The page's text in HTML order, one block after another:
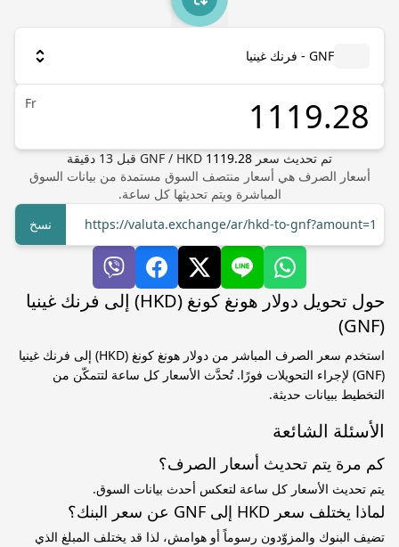
GNF - فرنك غينيا
Fr
تم تحديث سعر GNF / HKD 1119.28 قبل 13 دقيقة
أسعار الصرف هي أسعار منتصف السوق مستمدة من بيانات السوق
المباشرة ويتم تحديثها كل ساعة.
https://valuta.exchange/ar/hkd-to-gnf?amount=1
نسخ
حول تحويل دولار هونغ كونغ (HKD) إلى فرنك غينيا
(GNF)
استخدم سعر الصرف المباشر من دولار هونغ كونغ (HKD) إلى فرنك غينيا
(GNF) لإجراء التحويلات فورًا. تُحدَّث الأسعار كل ساعة لتتمكّن من
التخطيط ببيانات حديثة.
الأسئلة الشائعة
كم مرة يتم تحديث أسعار الصرف؟
يتم تحديث الأسعار كل ساعة لتعكس أحدث بيانات السوق.
لماذا يختلف سعر HKD إلى GNF عن سعر البنك؟
تضيف البنوك والمزوّدون رسوماً أو هوامش، لذا قد يختلف المبلغ الذي